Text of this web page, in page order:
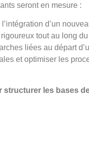
seront en mesure :
d’un
tout au long
liées au départ
et optimiser les
les bases